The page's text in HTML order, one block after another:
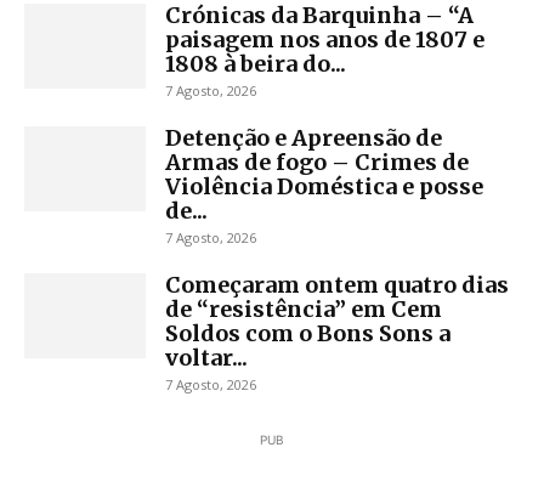
Crónicas da Barquinha – “A
paisagem nos anos de 1807 e
1808 à beira do...
7 Agosto, 2026
Detenção e Apreensão de
Armas de fogo – Crimes de
Violência Doméstica e posse
de...
7 Agosto, 2026
Começaram ontem quatro dias
de “resistência” em Cem
Soldos com o Bons Sons a
voltar...
7 Agosto, 2026
PUB